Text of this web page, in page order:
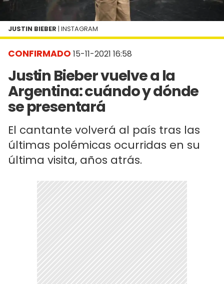
CONFIRMADO 15-11-2021 16:58
Justin Bieber vuelve a la
Argentina: cuándo y dónde
se presentará
El cantante volverá al país tras las
últimas polémicas ocurridas en su
última visita, años atrás.
JUSTIN BIEBER | INSTAGRAM